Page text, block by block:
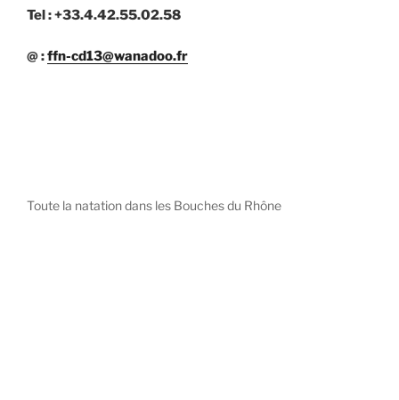
Tel : +33.4.42.55.02.58
@ :ffn-cd13@wanadoo.fr
Toute la natation dans les Bouches du Rhône